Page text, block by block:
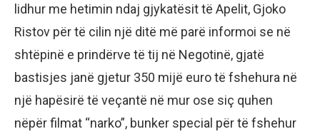
lidhur me hetimin ndaj gjykatësit të Apelit, Gjoko
Ristov për të cilin një ditë më parë informoi se në
shtëpinë e prindërve të tij në Negotinë, gjatë
bastisjes janë gjetur 350 mijë euro të fshehura në
një hapësirë të veçantë në mur ose siç quhen
nëpër filmat “narko”, bunker special për të fshehur